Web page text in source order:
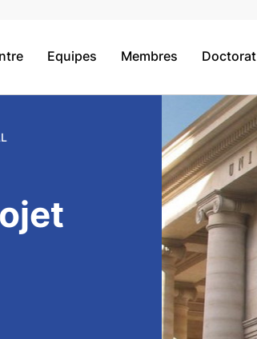
Equipes Membres Doctorat